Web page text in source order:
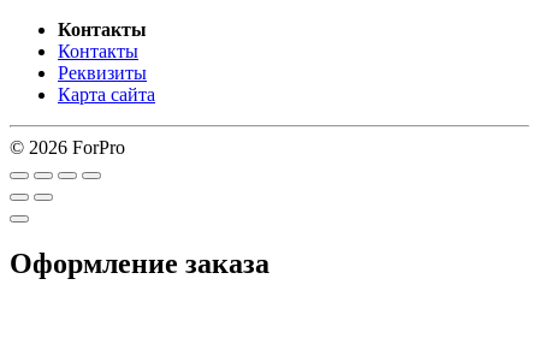
Контакты
Контакты
Реквизиты
Карта сайта
© 2026 ForPro
Оформление заказа